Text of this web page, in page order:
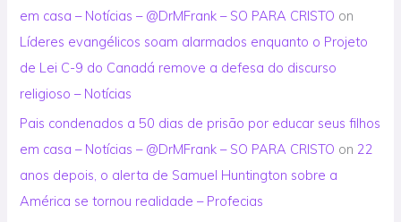
em casa – Notícias – @DrMFrank – SO PARA CRISTO on
Líderes evangélicos soam alarmados enquanto o Projeto
de Lei C-9 do Canadá remove a defesa do discurso
religioso – Notícias
Pais condenados a 50 dias de prisão por educar seus filhos
em casa – Notícias – @DrMFrank – SO PARA CRISTO on 22
anos depois, o alerta de Samuel Huntington sobre a
América se tornou realidade – Profecias